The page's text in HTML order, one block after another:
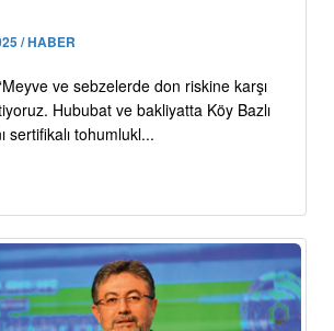
/ HABER
ve sebzelerde don riskine karşı
Hububat ve bakliyatta Köy Bazlı
sertifikalı tohumlukl...